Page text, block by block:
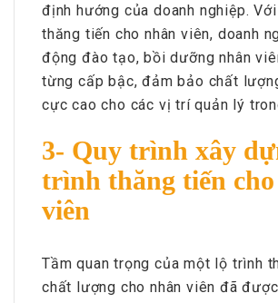
định hướng của doanh nghiệp.
thăng tiến cho nhân viên, doanh
động đào tạo, bồi dưỡng nhân
từng cấp bậc, đảm bảo chất
cực cao cho các vị trí quản lý
3- Quy trình xây
trình thăng tiến
viên
Tầm quan trọng của một lộ trình
chất lượng cho nhân viên đã